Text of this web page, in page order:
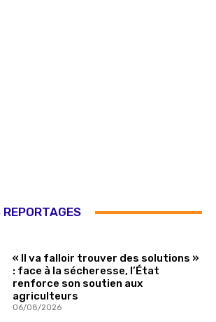
REPORTAGES
« Il va falloir trouver des solutions »
: face à la sécheresse, l’État
renforce son soutien aux
agriculteurs
06/08/2026